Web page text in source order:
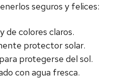
seguros y felices:
de colores claros.
protector solar.
protegerse del sol.
con agua fresca.